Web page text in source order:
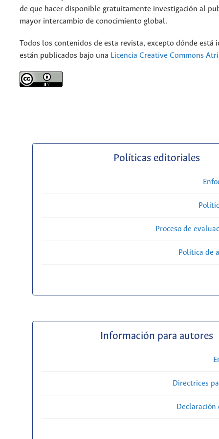
de que hacer disponible gratuitamente investigación al
mayor intercambio de conocimiento global.
Todos los contenidos de esta revista, excepto dónde está
están publicados bajo una Licencia Creative Commons
Políticas editoriales
Proceso de
Política de
Información para autores
Directrices